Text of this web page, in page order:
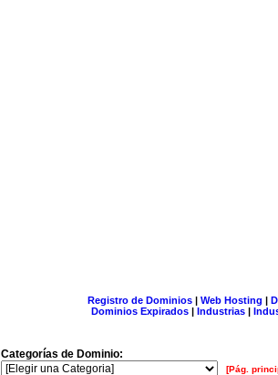
Registro de Dominios| Web Hosting |
Dominios Expirados | Industrias |
Categorías de Dominio:
[Pág.